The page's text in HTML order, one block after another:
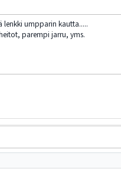
lenkki umpparin kautta.....
parempi jarru, yms.